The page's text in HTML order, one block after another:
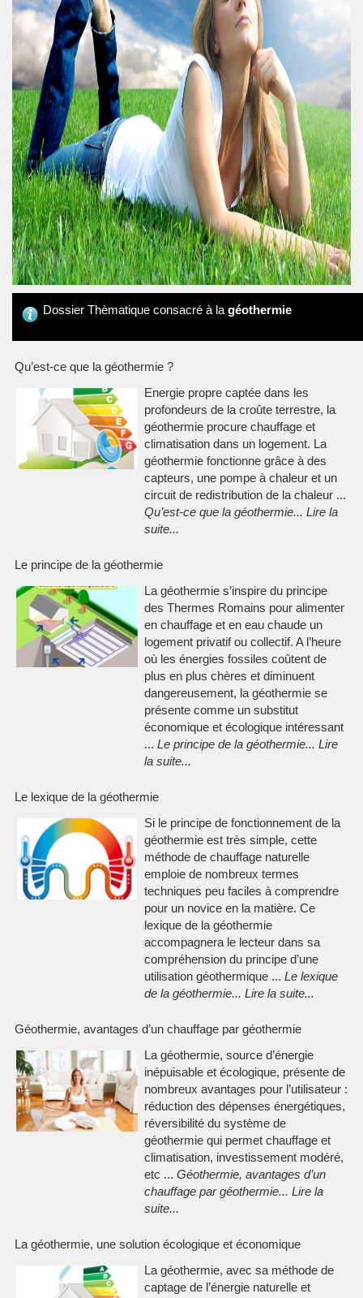
Dossier Thèmatique consacré à la géothermie
Qu’est-ce que la géothermie ?
Energie propre captée dans les
profondeurs de la croûte terrestre, la
géothermie procure chauffage et
climatisation dans un logement. La
géothermie fonctionne grâce à des
capteurs, une pompe à chaleur et un
circuit de redistribution de la chaleur ...
Qu’est-ce que la géothermie... Lire la
suite...
Le principe de la géothermie
La géothermie s’inspire du principe
des Thermes Romains pour alimenter
en chauffage et en eau chaude un
logement privatif ou collectif. A l’heure
où les énergies fossiles coûtent de
plus en plus chères et diminuent
dangereusement, la géothermie se
présente comme un substitut
économique et écologique intéressant
... Le principe de la géothermie... Lire
la suite...
Le lexique de la géothermie
Si le principe de fonctionnement de la
géothermie est très simple, cette
méthode de chauffage naturelle
emploie de nombreux termes
techniques peu faciles à comprendre
pour un novice en la matière. Ce
lexique de la géothermie
accompagnera le lecteur dans sa
compréhension du principe d’une
utilisation géothermique ... Le lexique
de la géothermie... Lire la suite...
Géothermie, avantages d’un chauffage par géothermie
La géothermie, source d’énergie
inépuisable et écologique, présente de
nombreux avantages pour l’utilisateur :
réduction des dépenses énergétiques,
réversibilité du système de
géothermie qui permet chauffage et
climatisation, investissement modéré,
etc ... Géothermie, avantages d’un
chauffage par géothermie... Lire la
suite...
La géothermie, une solution écologique et économique
La géothermie, avec sa méthode de
captage de l’énergie naturelle et